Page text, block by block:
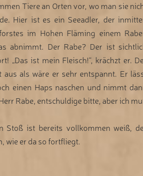
Tiere an Orten vor, wo man sie
Hier ist es ein Seeadler, der
im Hohen Fläming einem
abnimmt. Der Rabe? Der ist
„Das ist mein Fleisch!“, krächzt er.
aus als wäre er sehr entspannt. Er
einen Haps naschen und nimmt
Rabe, entschuldige bitte, aber ich
Stoß ist bereits vollkommen weiß,
wie er da so fortfliegt.